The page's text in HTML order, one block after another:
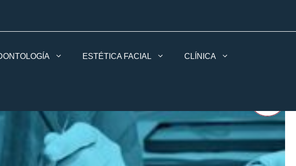
ESTÉTICA FACIAL CLÍNICA